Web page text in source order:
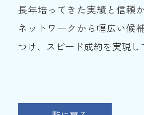
長年培ってきた実績と信頼
ネットワークから幅広い候
つけ、スピード成約を実現し